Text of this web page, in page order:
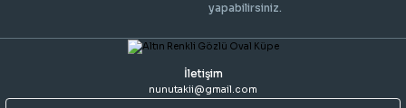
yapabilirsiniz.
İletişim
nunutakii@gmail.com